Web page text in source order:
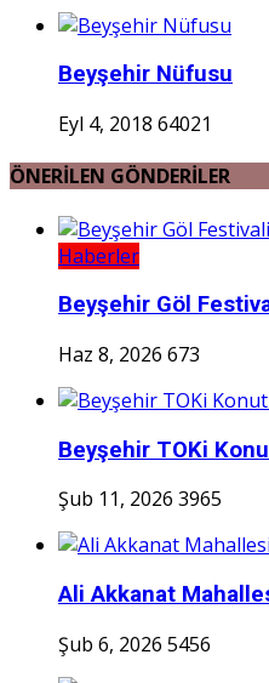
Beyşehir Nüfusu
Eyl 4, 2018 64021
ÖNERİLEN GÖNDERİLER
Haberler
Beyşehir Göl
Haz 8, 2026 673
Beyşehir TOKi
Şub 11, 2026 3965
Ali Akkanat
Şub 6, 2026 5456